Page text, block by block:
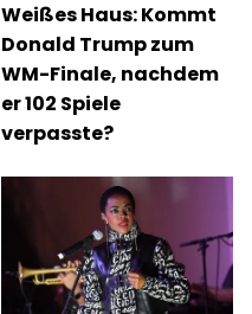
Weißes Haus: Kommt
Donald Trump zum
WM-Finale, nachdem
er 102 Spiele
verpasste?